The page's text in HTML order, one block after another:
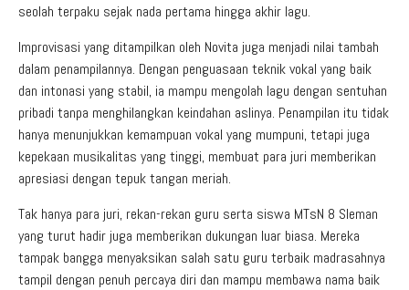
seolah terpaku sejak nada pertama hingga akhir lagu.
Improvisasi yang ditampilkan oleh Novita juga menjadi nilai tambah
dalam penampilannya. Dengan penguasaan teknik vokal yang baik
dan intonasi yang stabil, ia mampu mengolah lagu dengan sentuhan
pribadi tanpa menghilangkan keindahan aslinya. Penampilan itu tidak
hanya menunjukkan kemampuan vokal yang mumpuni, tetapi juga
kepekaan musikalitas yang tinggi, membuat para juri memberikan
apresiasi dengan tepuk tangan meriah.
Tak hanya para juri, rekan-rekan guru serta siswa MTsN 8 Sleman
yang turut hadir juga memberikan dukungan luar biasa. Mereka
tampak bangga menyaksikan salah satu guru terbaik madrasahnya
tampil dengan penuh percaya diri dan mampu membawa nama baik